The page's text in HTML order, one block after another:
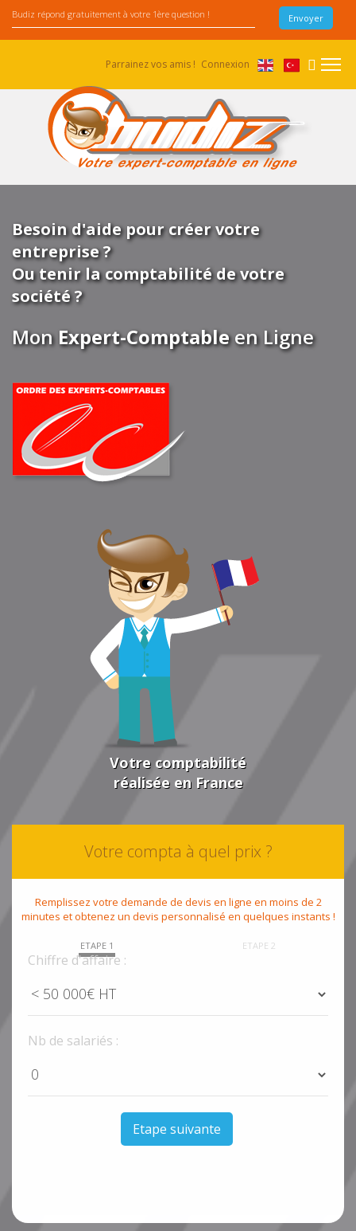
Parrainez vos amis ! Connexion
Besoin d'aide pour créer votre
entreprise ?
Ou tenir la comptabilité de votre
société ?
MonExpert-Comptableen Ligne
Votre comptabilité
réalisée en France
Votre compta à quel prix ?
Remplissez votre demande de devis en ligne en moins de 2
minutes et obtenez un devis personnalisé en quelques instants !
ETAPE 1 ETAPE 2
Chiffre d'affaire :
Nb de salariés :
Etape suivante